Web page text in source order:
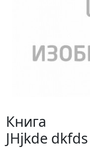
Книга
JHjkde